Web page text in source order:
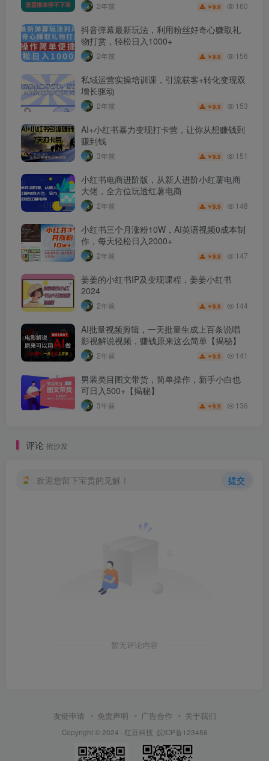
2年前 ￥9.9 160
抖音弹幕最新玩法，利用粉丝好奇心赚取礼
物打赏，轻松日入1000+
2年前 ￥9.9 156
私域运营实操培训课，引流获客+转化变现双
增长驱动
2年前 ￥9.9 153
AI+小红书暴力变现打卡营，让你从想赚钱到
赚到钱
3年前 ￥9.9 151
小红书电商进阶版，从新人进阶小红薯电商
大佬，全方位玩透红薯电商
2年前 ￥9.9 148
小红书三个月涨粉10W，AI英语视频0成本制
作，每天轻松日入2000+
2年前 ￥9.9 147
姜姜的小红书IP及变现课程，姜姜小红书
2024
2年前 ￥9.9 144
AI批量视频剪辑，一天批量生成上百条说唱
影视解说视频，赚钱原来这么简单【揭秘】
2年前 ￥9.9 141
男装类目图文带货，简单操作，新手小白也
可日入500+【揭秘】
3年前 ￥9.9 136
评论 抢沙发
欢迎您留下宝贵的见解！ 提交
暂无评论内容
友链申请 免责声明 广告合作 关于我们
Copyright © 2024 · 红豆科技 皖ICP备123456